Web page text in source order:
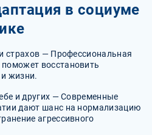
в социуме
страхов — Профессиональная
восстановить
жизни.
и других — Современные
дают шанс на нормализацию
агрессивного